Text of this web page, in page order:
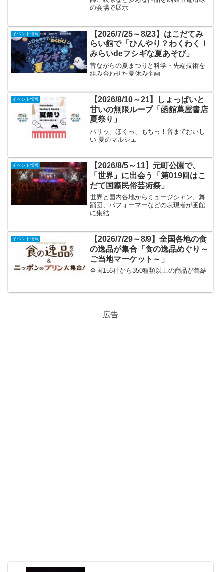
の会場で展示
イベント情報
【2026/7/25～8/23】はこだてみ
らい館で「ひんやり？わくわく！
みらいdeフシギな夏あそび」
昔ながらの夏まつりと科学・先端技術を
組み合わせた夏休み企画
イベント情報
【2026/8/10～21】しょっぱいと
甘いの無限ループ「函館蔦屋書店
夏祭り」
パリッ、ほくっ、もちっ！音までおいし
い 夏のマルシェ
イベント情報
【2026/8/5～11】元町公園で、
「世界」に出会う「第019回はこ
だて国際民俗芸術祭」
世界と国内各地からミュージシャン、舞
踊団、パフォーマーなどの表現者が函館
に集結
イベント情報
【2026/7/29～8/9】全国各地の食
の逸品が集合「食の逸品めぐり～
ご当地マーケット～」
全国156社から350種類以上の商品が集結
広告